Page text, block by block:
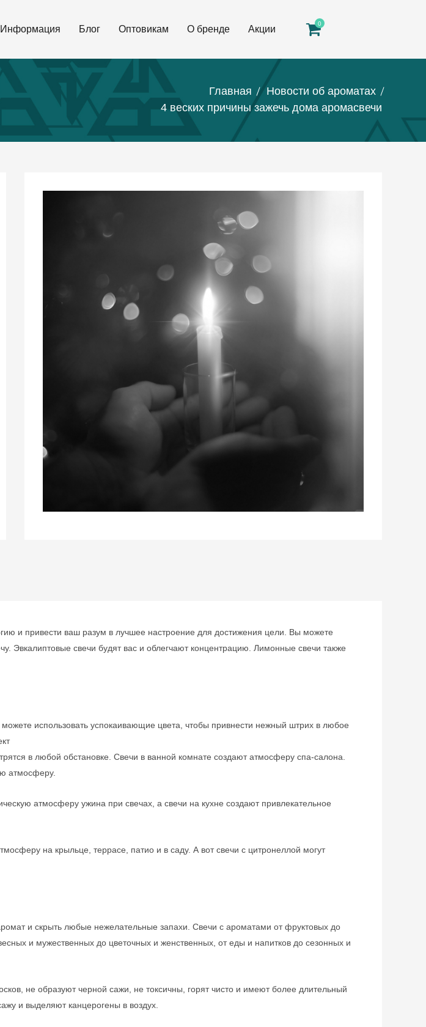
Информация Блог Оптовикам О бренде Акции
0
Главная
Новости об ароматах
4 веских причины зажечь дома аромасвечи
и привести ваш разум в лучшее настроение для достижения цели. Вы можете
Эвкалиптовые свечи будят вас и облегчают концентрацию. Лимонные свечи также
использовать успокаивающие цвета, чтобы привнести нежный штрих в любое
в любой обстановке. Свечи в ванной комнате создают атмосферу спа-салона.
атмосферу.
атмосферу ужина при свечах, а свечи на кухне создают привлекательное
на крыльце, террасе, патио и в саду. А вот свечи с цитронеллой могут
и скрыть любые нежелательные запахи. Свечи с ароматами от фруктовых до
и мужественных до цветочных и женственных, от еды и напитков до сезонных и
не образуют черной сажи, не токсичны, горят чисто и имеют более длительный
и выделяют канцерогены в воздух.